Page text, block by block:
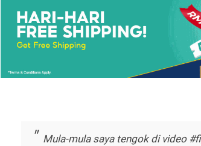
Mula-mula saya tengok di video